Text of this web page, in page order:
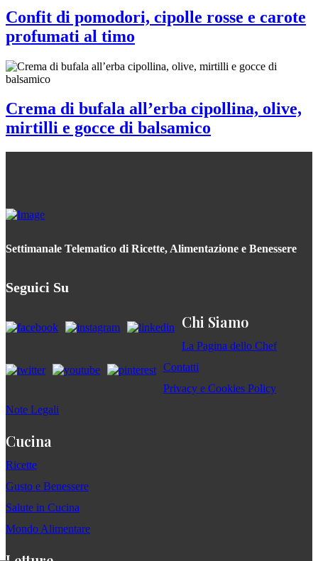
Confit di pomodori, cipolle rosse e carote
profumati al timo
Crema di bufala all’erba cipollina, olive,
mirtilli e gocce di balsamico
Settimanale Telematico di Ricette, Alimentazione e Benessere
Seguici Su
Chi Siamo
La Pagina dello Chef
Contatti
Privacy e Cookies Policy
Note Legali
Cucina
Ricette
Gusto e Benessere
Salute in Cucina
Mondo Alimentare